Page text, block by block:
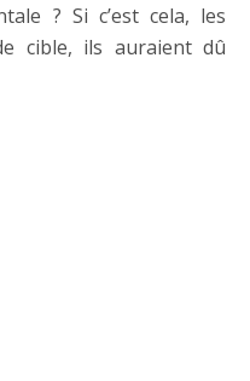
? Si c’est cela, les
cible, ils auraient dû